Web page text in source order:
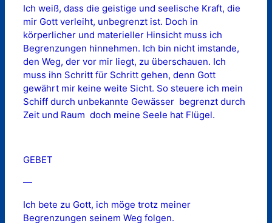
Ich weiß, dass die geistige und seelische Kraft, die
mir Gott verleiht, unbegrenzt ist. Doch in
körperlicher und materieller Hinsicht muss ich
Begrenzungen hinnehmen. Ich bin nicht imstande,
den Weg, der vor mir liegt, zu überschauen. Ich
muss ihn Schritt für Schritt gehen, denn Gott
gewährt mir keine weite Sicht. So steuere ich mein
Schiff durch unbekannte Gewässer  begrenzt durch
Zeit und Raum  doch meine Seele hat Flügel.
GEBET
—
Ich bete zu Gott, ich möge trotz meiner
Begrenzungen seinem Weg folgen.